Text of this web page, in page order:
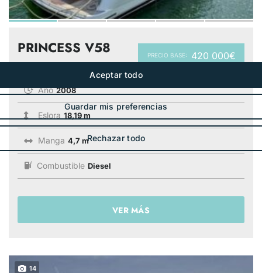
PRECIO BASE: 420 000€
PRINCESS V58
Año 2008
Eslora 18,19 m
Manga 4,7 m
Combustible Diesel
VER MÁS
14